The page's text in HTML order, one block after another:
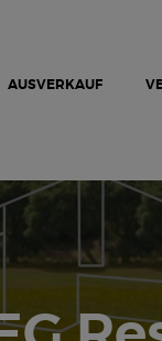
AUSVERKAUF